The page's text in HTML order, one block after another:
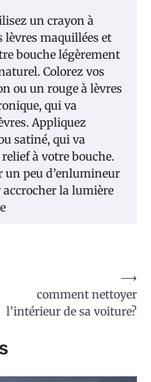
un crayon à
lèvres maquillées et
bouche légèrement
Colorez vos
ou un rouge à lèvres
qui va
Appliquez
satiné, qui va
à votre bouche.
un peu d’enlumineur
accrocher la lumière
comment nettoyer
l’intérieur de sa voiture?
⟶